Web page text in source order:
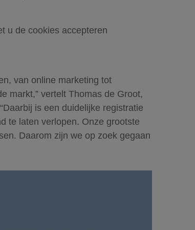
u de cookies accepteren
van online marketing tot
markt,” vertelt Thomas de Groot,
is een duidelijke registratie
te laten verlopen. Onze grootste
Daarom zijn we op zoek gegaan